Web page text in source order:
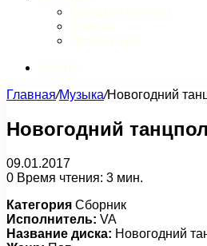
Главная/Музыка/Новогодний
Новогодний
09.01.2017
0 Время чтения: 3 мин.
Категория Сборник
Исполнитель: VA
Название диска: Новогодний